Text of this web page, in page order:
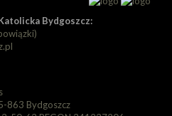
Bydgoszcz:
863 Bydgoszcz